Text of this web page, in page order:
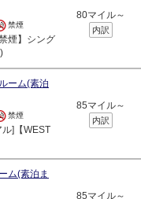
禁煙
煙】シング
80マイル～
内訳
ーム(素泊
禁煙
ル]【WEST
85マイル～
内訳
ム(素泊ま
85マイル～